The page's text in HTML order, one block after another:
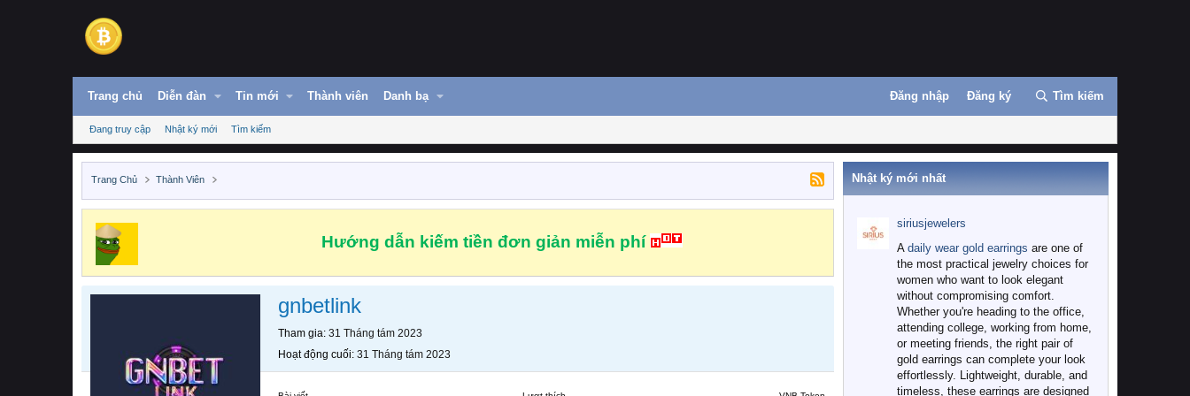
Trang chủ Diễn đàn Tin mới Thành viên Danh bạ Đăng nhập Đăng ký Tìm kiếm
Đang truy cập Nhật ký mới Tìm kiếm
Trang Chủ Thành Viên
Hướng dẫn kiếm tiền đơn giản miễn phí
gnbetlink
Tham gia 31 Tháng tám 2023
Hoạt động cuối 31 Tháng tám 2023
Nhật ký mới nhất
siriusjewelers
A daily wear gold earrings are one of
the most practical jewelry choices for
women who want to look elegant
without compromising comfort.
Whether you're heading to the office,
attending college, working from home,
or meeting friends, the right pair of
gold earrings can complete your look
effortlessly. Lightweight, durable, and
timeless, these earrings are designed